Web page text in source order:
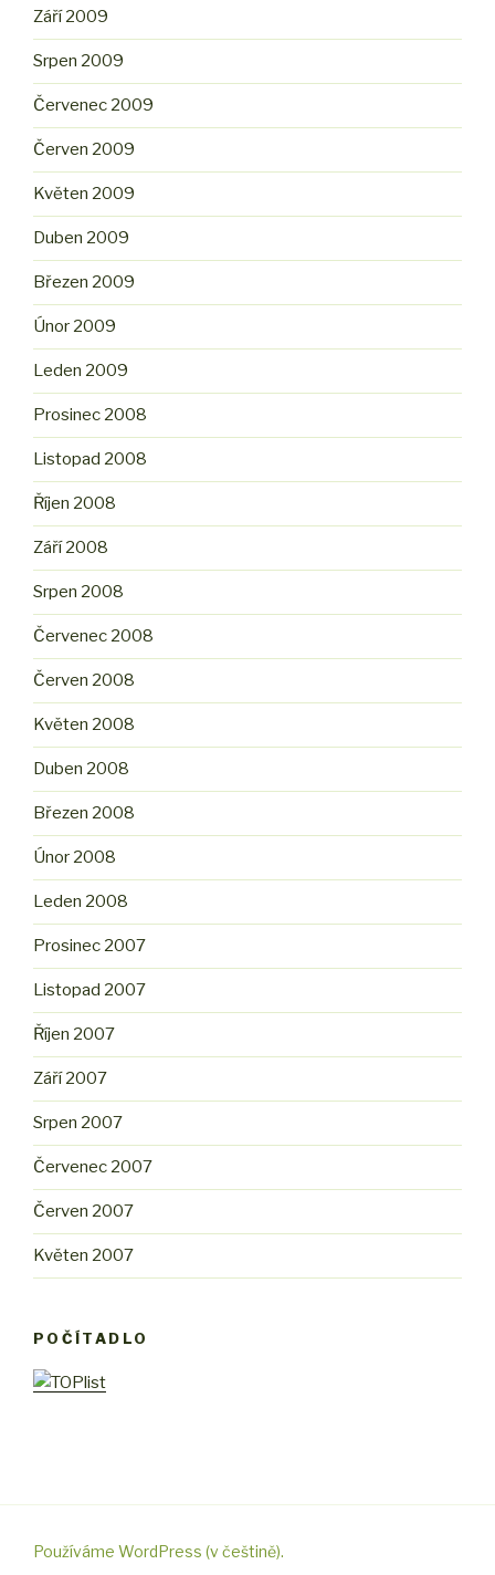
Září 2009
Srpen 2009
Červenec 2009
Červen 2009
Květen 2009
Duben 2009
Březen 2009
Únor 2009
Leden 2009
Prosinec 2008
Listopad 2008
Říjen 2008
Září 2008
Srpen 2008
Červenec 2008
Červen 2008
Květen 2008
Duben 2008
Březen 2008
Únor 2008
Leden 2008
Prosinec 2007
Listopad 2007
Říjen 2007
Září 2007
Srpen 2007
Červenec 2007
Červen 2007
Květen 2007
POČÍTADLO
Používáme WordPress (v češtině).